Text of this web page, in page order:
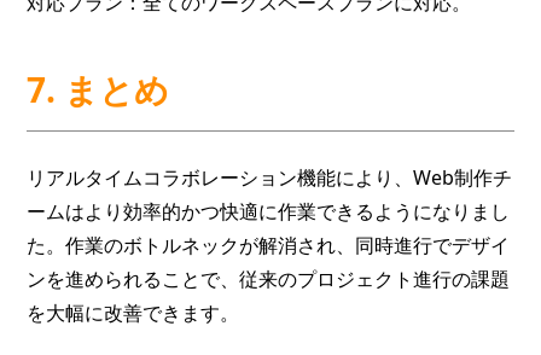
7. まとめ
リアルタイムコラボレーション機能により、Web制作チ
ームはより効率的かつ快適に作業できるようになりまし
た。作業のボトルネックが解消され、同時進行でデザイ
ンを進められることで、従来のプロジェクト進行の課題
を大幅に改善できます。